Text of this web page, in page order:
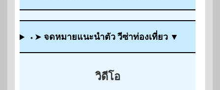
⬩➤จดหมายแนะนำตัว วีซ่าท่องเที่ยว ▼
วิดีโอ